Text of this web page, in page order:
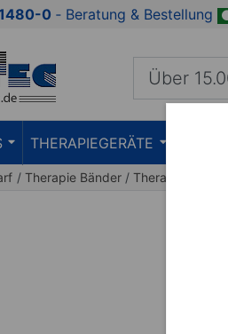
Zur Produktbeschreibung
0 ‐ Beratung & Bestellung
THERAPIEGERÄTE
Therapie Bänder Thera Band